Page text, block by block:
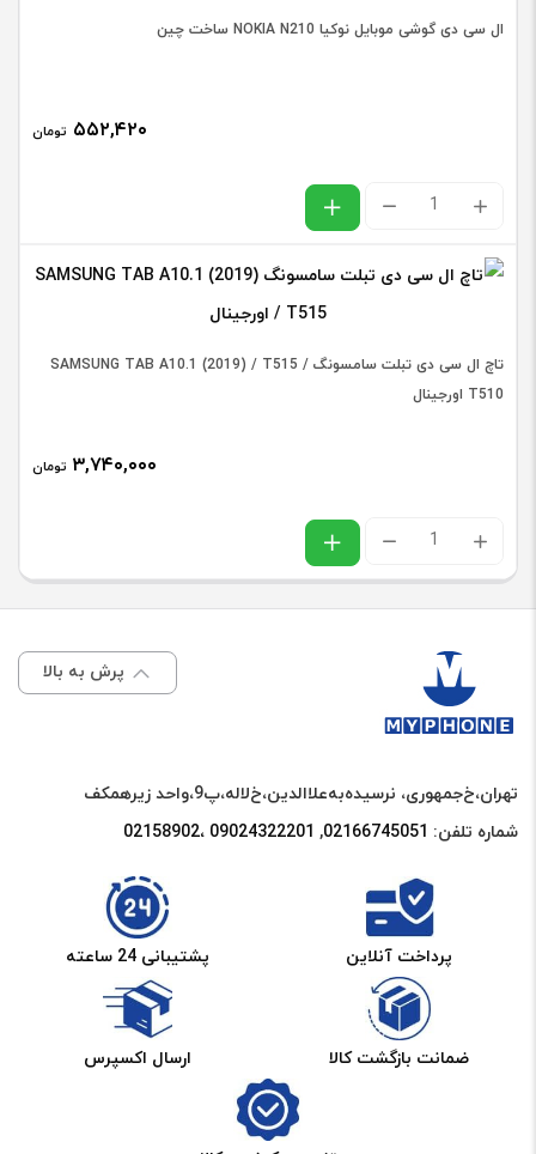
سفید
باشد.
ال سی دی گوشی موبایل نوکیا NOKIA N210 ساخت چین
۵۵۲,۴۲۰ تومان
ال
سی
دی
گوشی
موبایل
چین
عدد
تاچ ال سی دی تبلت سامسونگ SAMSUNG TAB A10.1 (2019) / T515 /
T510 اورجینال
۳,۷۴۰,۰۰۰ تومان
تاچ
ال
سی
TAB
A10.1
/
T515
پرش به بالا
تهران،خ‌جمهوری، نرسیده‌به‌علاالدین،‌خ‌لاله،‌پ9،واحد زیرهمکف
شماره تلفن: 02166745051‌
, 09024322201 ،02158902
پرداخت آنلاین پشتیبانی 24 ساعته
ضمانت بازگشت کالا ارسال اکسپرس